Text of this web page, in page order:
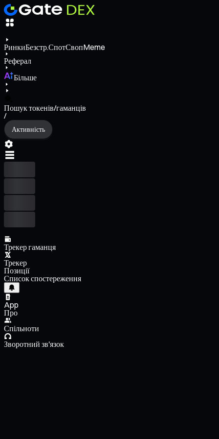
РинкиБезстр.СпотСвопMeme
Реферал
Більше
Пошук токенів/гаманців
/
Активність
Трекер гаманця
Трекер
Позиції
Список спостереження
App
Про
Спільноти
Зворотний зв'язок